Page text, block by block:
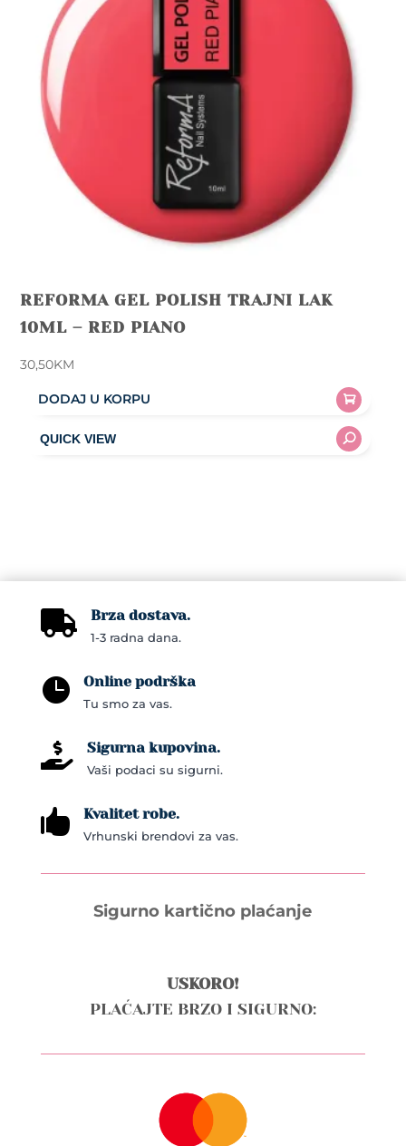
REFORMA GEL POLISH TRAJNI LAK
10ML – RED PIANO
30,50KM
DODAJ U KORPU
 Brza dostava.
1-3 radna dana.
 Online podrška
Tu smo za vas.
 Sigurna kupovina.
Vaši podaci su sigurni.
 Kvalitet robe.
Vrhunski brendovi za vas.
Sigurno kartično plaćanje
USKORO!
PLAĆAJTE BRZO I SIGURNO: